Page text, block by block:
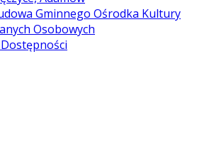
Gminnego Ośrodka Kultury
Osobowych